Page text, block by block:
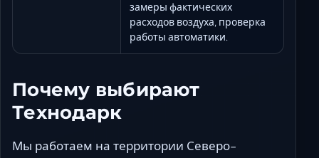
замеры фактических
расходов воздуха, проверка
работы автоматики.
Почему выбирают
Технодарк
Мы работаем на территории Северо-